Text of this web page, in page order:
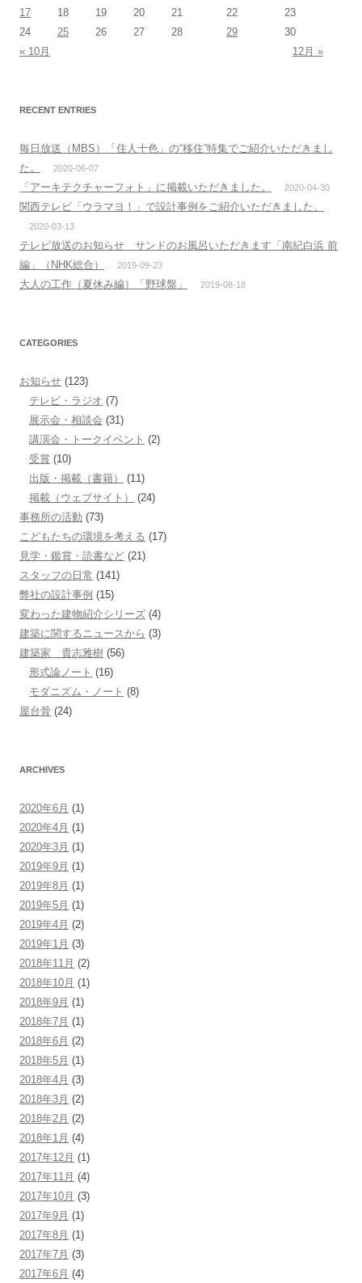
« 10月 12月 »
17 18 19 20 21 22
23
24
25 26 27 28 29 30
RECENT ENTRIES
毎日放送（MBS）「住人十色」の“移住”特集でご紹介いただきまし
た。
2020-06-07
「アーキテクチャーフォト」に掲載いただきました。 2020-04-30
関西テレビ「ウラマヨ！」で設計事例をご紹介いただきました。
2020-03-13
テレビ放送のお知らせ サンドのお風呂いただきます「南紀白浜 前
編」（NHK総合）
2019-09-23
大人の工作（夏休み編）「野球盤」 2019-08-18
CATEGORIES
お知らせ (123)
テレビ・ラジオ (7)
展示会・相談会 (31)
講演会・トークイベント (2)
受賞 (10)
出版・掲載（書籍）
(11)
掲載（ウェブサイト）
(24)
事務所の活動 (73)
こどもたちの環境を考える (17)
見学・鑑賞・読書など (21)
スタッフの日常 (141)
弊社の設計事例 (15)
変わった建物紹介シリーズ (4)
建築に関するニュースから (3)
建築家 貴志雅樹 (56)
形式論ノート (16)
モダニズム・ノート (8)
屋台骨 (24)
ARCHIVES
2020年6月 (1)
2020年4月 (1)
2020年3月 (1)
2019年9月 (1)
2019年8月 (1)
2019年5月 (1)
2019年4月 (2)
2019年1月 (3)
2018年11月 (2)
2018年10月 (1)
2018年9月 (1)
2018年7月 (1)
2018年6月 (2)
2018年5月 (1)
2018年4月 (3)
2018年3月 (2)
2018年2月 (2)
2018年1月 (4)
2017年12月 (1)
2017年11月 (4)
2017年10月 (3)
2017年9月 (1)
2017年8月 (1)
2017年7月 (3)
2017年6月 (4)